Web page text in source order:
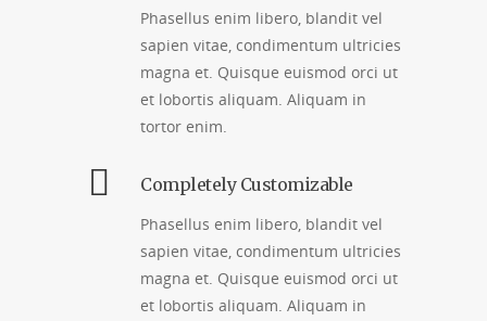
Phasellus enim libero, blandit vel
sapien vitae, condimentum ultricies
magna et. Quisque euismod orci ut
et lobortis aliquam. Aliquam in
tortor enim.
Completely Customizable
Phasellus enim libero, blandit vel
sapien vitae, condimentum ultricies
magna et. Quisque euismod orci ut
et lobortis aliquam. Aliquam in